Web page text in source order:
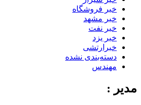
خبر فروشگاه
خبر مشهد
خبر نفت
خبر یزد
خبرارتشی
دسته‌بندی نشده
مهندس
مدیر :